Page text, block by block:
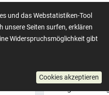
aus der
und das Webstatistiken-Tool
unsere Seiten surfen, erklären
Widerspruchsmöglichkeit gibt
Cookies akzeptieren